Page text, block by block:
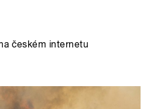
českém internetu